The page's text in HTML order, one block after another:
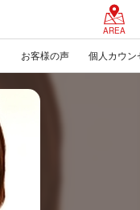
AREA
お客様の声 個人カウン